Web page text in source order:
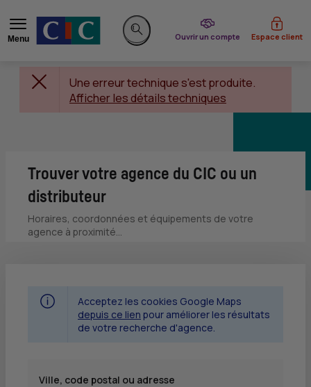
Menu
Rechercher sur le site
Ouvrir un compte
du CIC Espace client
Une erreur technique s'est produite.
Afficher les détails techniques
Trouver votre agence du CIC ou un
distributeur
Horaires, coordonnées et équipements de votre
agence à proximité...
Acceptez les cookies Google Maps
depuis ce lien pour améliorer les résultats
de votre recherche d'agence.
Ville, code postal ou adresse